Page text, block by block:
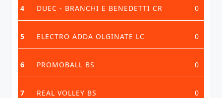
4 DUEC - BRANCHI E BENEDETTI CR 0
5 ELECTRO ADDA OLGINATE LC 0
6 PROMOBALL BS 0
7 REAL VOLLEY BS 0